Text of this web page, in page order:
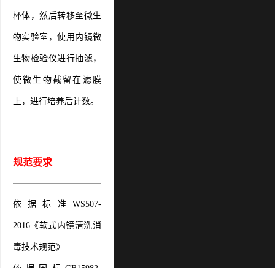
杯体，然后转移至微生
物实验室，使用内镜微
生物检验仪进行抽滤，
使微生物截留在滤膜
上，进行培养后计数。
规范要求
依据标准WS507-
2016《软式内镜清洗消
毒技术规范》